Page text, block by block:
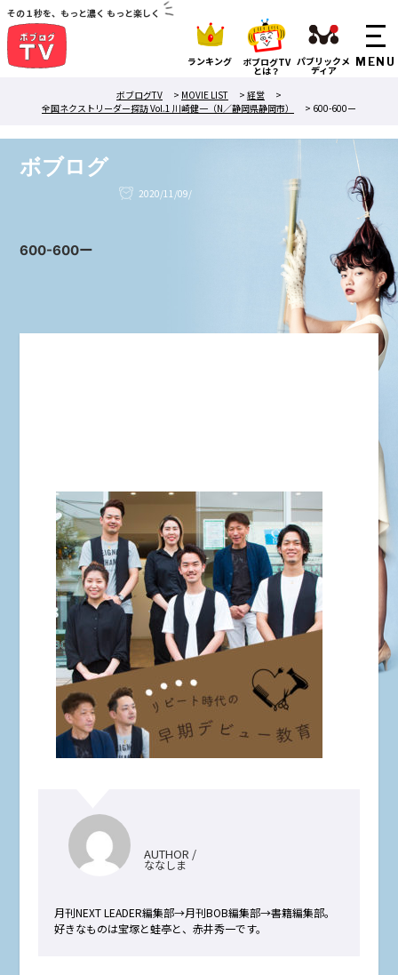
その１秒を、もっと濃く もっと楽しく
ランキング ボブログTV
とは？
パブリックメ
ディア
ボブログTV
> MOVIE LIST > 経営
>
全国ネクストリーダー探訪 Vol.1 川崎健一（N／静岡県静岡市）
> 600-600ー
ボブログ
2020/11/09/
600-600ー
AUTHOR /
ななしま
月刊NEXT LEADER編集部→月刊BOB編集部→書籍編集部。
好きなものは宝塚と蛙亭と、赤井秀一です。